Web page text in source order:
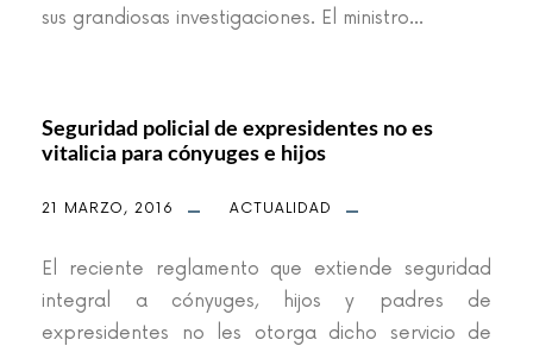
sus grandiosas investigaciones. El ministro...
Seguridad policial de expresidentes no es
vitalicia para cónyuges e hijos
21 MARZO, 2016 ACTUALIDAD
El reciente reglamento que extiende seguridad
integral a cónyuges, hijos y padres de
expresidentes no les otorga dicho servicio de